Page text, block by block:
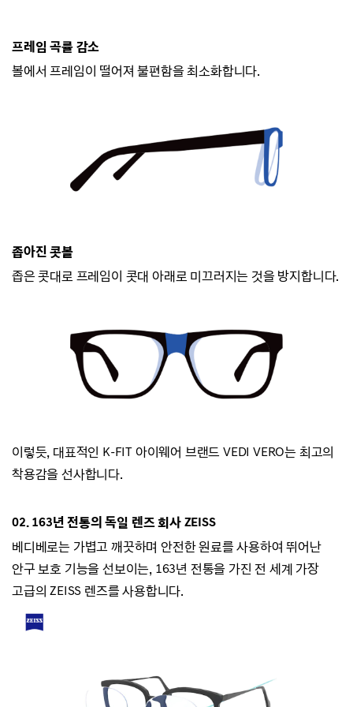
프레임 곡률 감소
볼에서 프레임이 떨어져 불편함을 최소화합니다.
좁아진 콧볼
좁은 콧대로 프레임이 콧대 아래로 미끄러지는 것을 방지합니다.
이렇듯, 대표적인 K-FIT 아이웨어 브랜드VEDI VERO는 최고의
착용감을 선사합니다.
02. 163년 전통의 독일 렌즈 회사 ZEISS
베디베로는 가볍고 깨끗하며 안전한 원료를 사용하여 뛰어난
안구 보호 기능을 선보이는, 163년 전통을 가진 전 세계 가장
고급의 ZEISS 렌즈를 사용합니다.